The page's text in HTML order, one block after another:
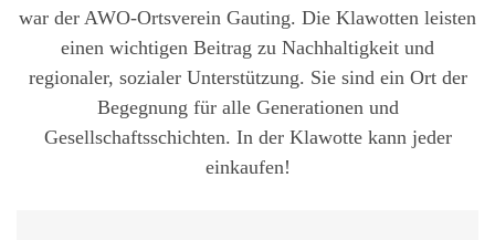
war der AWO-Ortsverein Gauting. Die Klawotten leisten
einen wichtigen Beitrag zu Nachhaltigkeit und
regionaler, sozialer Unterstützung. Sie sind ein Ort der
Begegnung für alle Generationen und
Gesellschaftsschichten. In der Klawotte kann jeder
einkaufen!